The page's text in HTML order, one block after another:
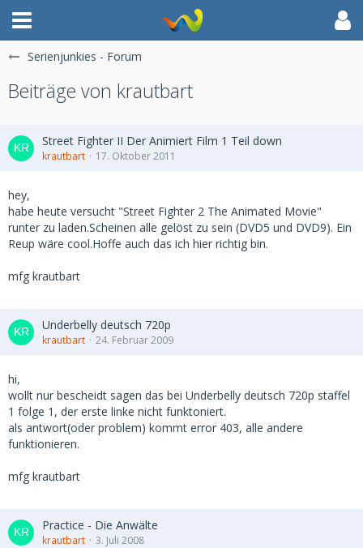
Serienjunkies - Forum
Beiträge von krautbart
Street Fighter II Der Animiert Film 1 Teil down
krautbart 17. Oktober 2011
hey,
habe heute versucht "Street Fighter 2 The Animated Movie"
runter zu laden.Scheinen alle gelöst zu sein (DVD5 und DVD9). Ein
Reup wäre cool.Hoffe auch das ich hier richtig bin.
mfg krautbart
Underbelly deutsch 720p
krautbart 24. Februar 2009
hi,
wollt nur bescheidt sagen das bei Underbelly deutsch 720p staffel
1 folge 1, der erste linke nicht funktoniert.
als antwort(oder problem) kommt error 403, alle andere
funktionieren.
mfg krautbart
Practice - Die Anwälte
krautbart 3. Juli 2008